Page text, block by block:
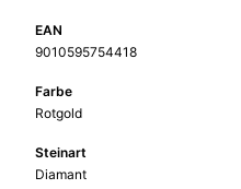
EAN
9010595754418
Farbe
Rotgold
Steinart
Diamant